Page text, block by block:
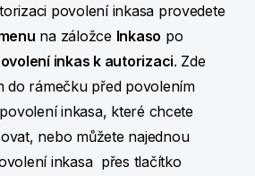
povolení inkasa provedete
na záložce Inkaso po
inkas k autorizaci. Zde
do rámečku před povolením
inkasa, které chcete
nebo můžete najednou
inkasa přes tlačítko